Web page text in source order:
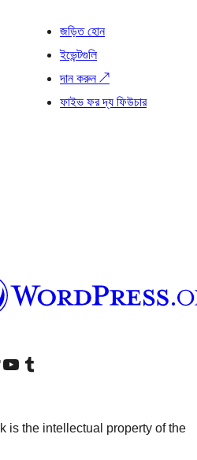
জড়িত হোন
ইভেন্টগুলি
দান করুন↗
ফাইভ ফর দ্য ফিউচার
দেখুন
আমাদের ইউটিউব চ্যানেলে যান আমাদের টাম্বলার অ্যাকাউন্ট দেখুন
is the intellectual property of the